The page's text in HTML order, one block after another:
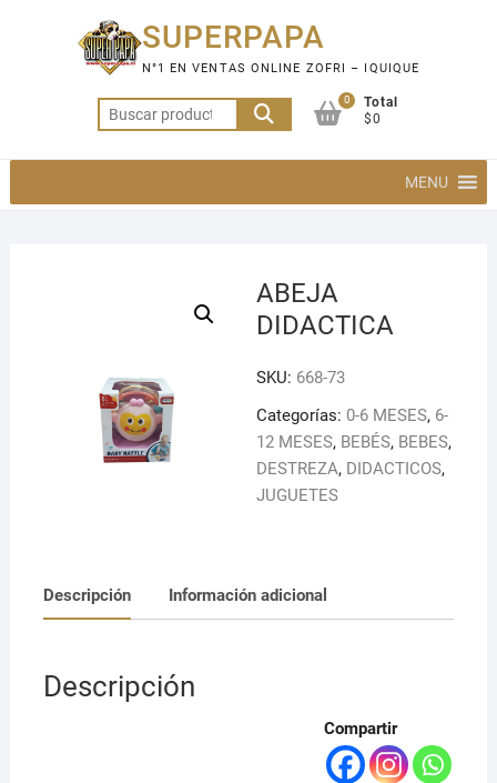
SUPERPAPA
N°1 EN VENTAS ONLINE ZOFRI – IQUIQUE
Buscar
por:
0
Total
$0
MENU
ABEJA
DIDACTICA
SKU: 668-73
Categorías: 0-6 MESES, 6-
12 MESES, BEBÉS, BEBES,
DESTREZA, DIDACTICOS,
JUGUETES
Descripción Información adicional
Descripción
Compartir